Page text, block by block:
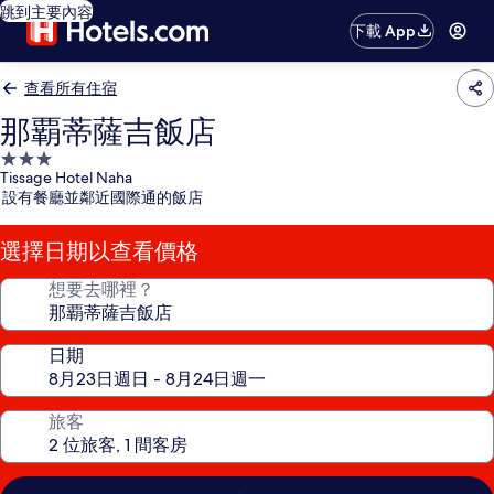
跳到主要內容
下載 App
查看所有住宿
那覇蒂薩吉飯店
3.0
星
級
住
宿
Tissage Hotel Naha
設有餐廳並鄰近國際通的飯店
選擇日期以查看價格
想要去哪裡？
日期
旅客